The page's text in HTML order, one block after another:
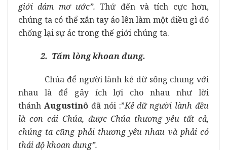
giới dám mơ ước”. Thứ đến và tích cực hơn,
chúng ta có thể xắn tay áo lên làm một điều gì đó
chống lại sự ác trong thế giới chúng ta.
2. Tấm lòng khoan dung.
Chúa để người lành kẻ dữ sống chung với
nhau là để gây ích lợi cho nhau như lời
thánh Augustinôđã nói :”Kẻ dữ người lành đều
là con cái Chúa, được Chúa thương yêu tất cả,
chúng ta cũng phải thương yêu nhau và phải có
thái độ khoan dung”.